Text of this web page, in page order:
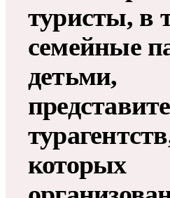
туристы, в
семейные
детьми,
которых